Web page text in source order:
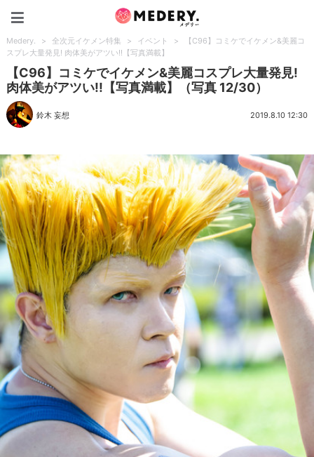
Medery. > 全次元イケメン特集 > イベント >
【C96】コミケでイケメン&美麗コ
スプレ大量発見! 肉体美がアツい!!【写真満載】
【C96】コミケでイケメン&美麗コスプレ大量発見!
肉体美がアツい!!【写真満載】（写真 12/30）
鈴木 妄想 2019.8.10 12:30